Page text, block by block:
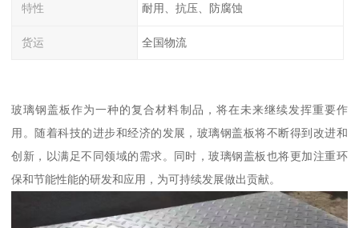
特性 耐用、抗压、防腐蚀
货运 全国物流
玻璃钢盖板作为一种的复合材料制品，将在未来继续发挥重要作
用。随着科技的进步和经济的发展，玻璃钢盖板将不断得到改进和
创新，以满足不同领域的需求。同时，玻璃钢盖板也将更加注重环
保和节能性能的研发和应用，为可持续发展做出贡献。